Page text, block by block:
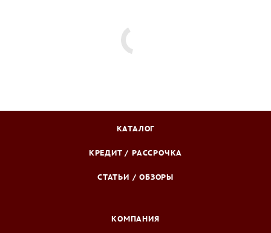
КАТАЛОГ
КРЕДИТ / РАССРОЧКА
СТАТЬИ / ОБЗОРЫ
КОМПАНИЯ